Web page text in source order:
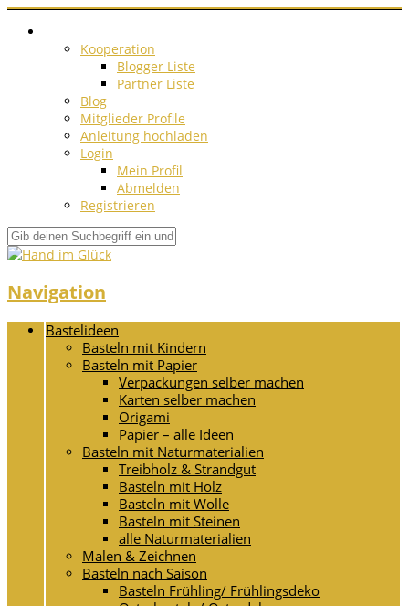
Kooperation
Blogger Liste
Partner Liste
Blog
Mitglieder Profile
Anleitung hochladen
Login
Mein Profil
Abmelden
Registrieren
Navigation
Bastelideen
Basteln mit Kindern
Basteln mit Papier
Verpackungen selber machen
Karten selber machen
Origami
Papier – alle Ideen
Basteln mit Naturmaterialien
Treibholz & Strandgut
Basteln mit Holz
Basteln mit Wolle
Basteln mit Steinen
alle Naturmaterialien
Malen & Zeichnen
Basteln nach Saison
Basteln Frühling/ Frühlingsdeko